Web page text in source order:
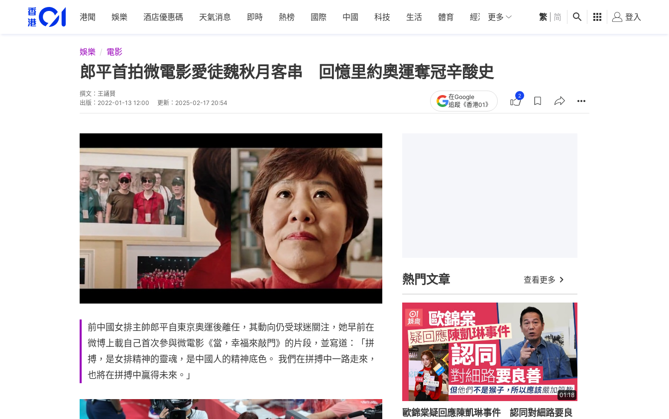
港聞 娛樂 酒店優惠碼 天氣消息 即時 熱榜 國際 中國 科技 生活 體育 經濟 01深圳 觀點 健康 好食玩飛
更多 繁 简 登入
娛樂 電影
郎平首拍微電影愛徒魏秋月客串 回憶里約奧運奪冠辛酸史
撰文： 王誦賢
出版： 2022-01-13 12:00 更新： 2025-02-17 20:54
在Google
追蹤《香港01》
2
前中國女排主帥郎平自東京奧運後離任，其動向仍受球迷關注，她早前在
微博上載自己首次參與微電影《當，幸福來敲門》的片段，並寫道：「拼
搏，是女排精神的靈魂，是中國人的精神底色。 我們在拼搏中一路走來，
也將在拼搏中贏得未來。」
熱門文章 查看更多
01:18
歐錦棠疑回應陳凱琳事件 認同對細路要良